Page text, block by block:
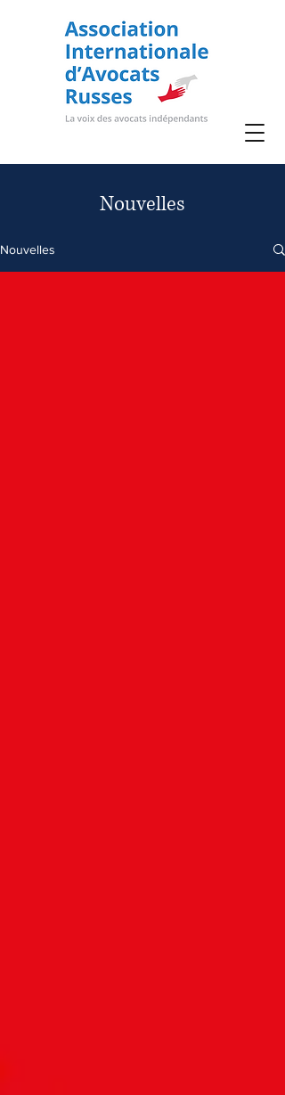
Nouvelles
Nouvelles